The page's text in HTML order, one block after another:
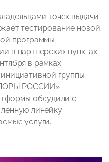
точек выдачи
тестирование новой
программы
в партнерских пунктах
в рамках
группы
РОССИИ»
обсудили с
линейку
услуги.